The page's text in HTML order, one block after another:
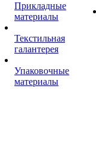
Прикладные
материалы
Текстильная
галантерея
Упаковочные
материалы